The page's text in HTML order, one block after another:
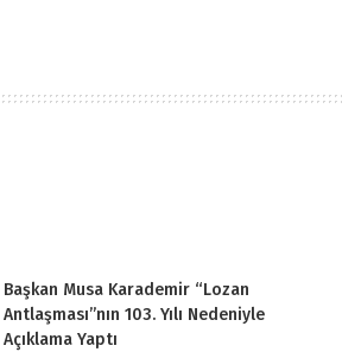
Başkan Musa Karademir “Lozan
Antlaşması”nın 103. Yılı Nedeniyle
Açıklama Yaptı